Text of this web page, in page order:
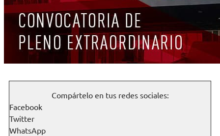
Compártelo en tus redes sociales:
Facebook
Twitter
WhatsApp